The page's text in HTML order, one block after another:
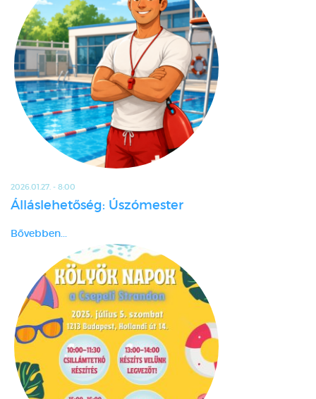
2026.01.27. - 8:00
Álláslehetőség: Úszómester
Bővebben...